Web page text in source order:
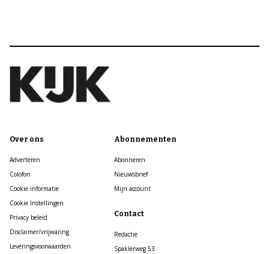
Over ons
Adverteren
Colofon
Cookie informatie
Cookie Instellingen
Privacy beleid
Disclaimer/vrijwaring
Leveringsvoorwaarden
Abonnementen
Abonneren
Nieuwsbrief
Mijn account
Contact
Redactie
Spaklerweg 53